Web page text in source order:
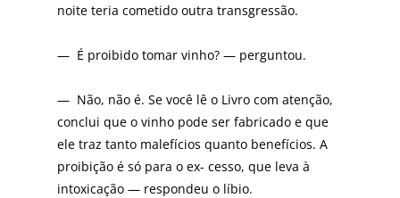
noite teria cometido outra transgressão.
— É proibido tomar vinho? — perguntou.
— Não, não é. Se você lê o Livro com atenção,
conclui que o vinho pode ser fabricado e que
ele traz tanto malefícios quanto benefícios. A
proibição é só para o ex- cesso, que leva à
intoxicação — respondeu o líbio.